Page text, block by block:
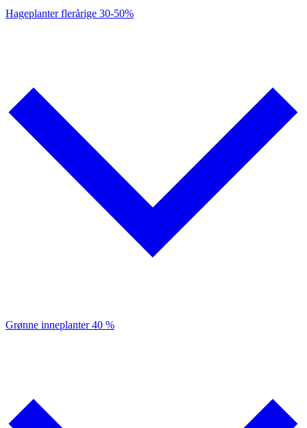
Hageplanter flerårige 30-50%
Grønne inneplanter40 %